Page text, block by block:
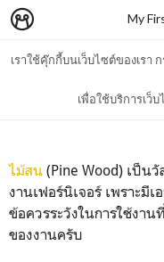
เราใช้คุ๊กกี้บนเว็บไซต์ของเรา
เพื่อใช้บริการเว็
My
ทำคว
ไม้สน (Pine Wood) เป็น
งานเฟอร์นิเจอร์ เพราะมี
ข้อควรระวังในการใช้งา
ของงานครับ